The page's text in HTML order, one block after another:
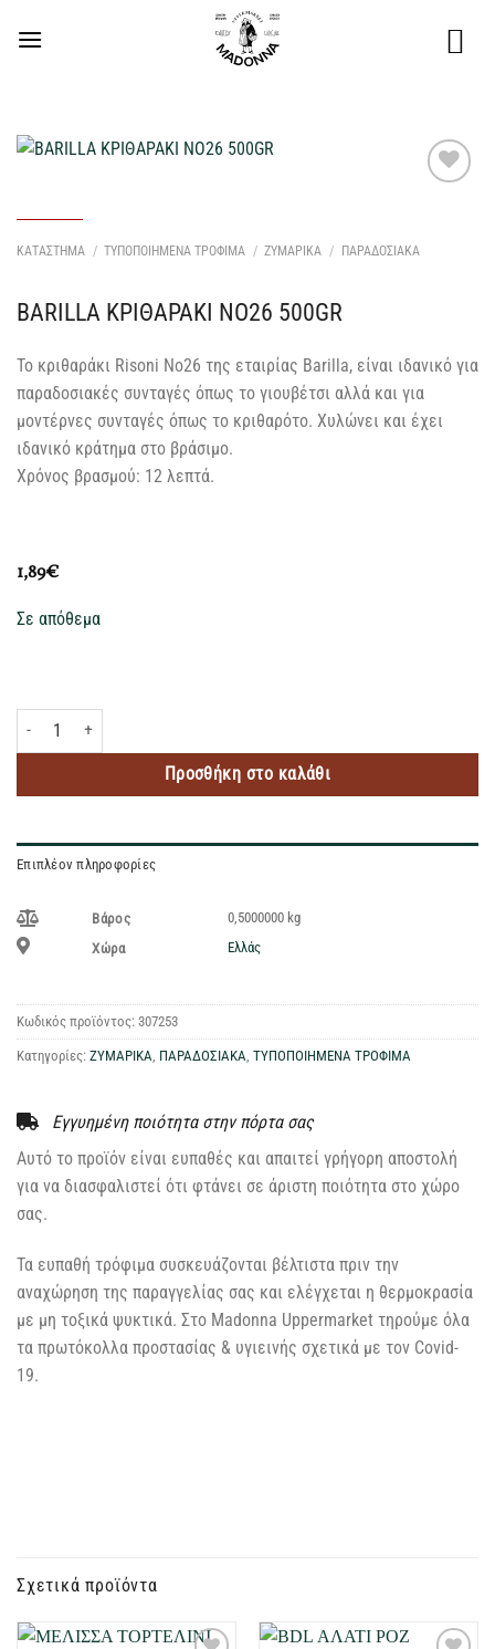
στο
Επιθυμιών
ΚΑΤΑΣΤΗΜΑ / ΤΥΠΟΠΟΙΗΜΕΝΑ ΤΡΟΦΙΜΑ / ΖΥΜΑΡΙΚΑ / ΠΑΡΑΔΟΣΙΑΚΑ
BARILLA ΚΡΙΘΑΡΑΚΙ NO26 500GR
Το κριθαράκι Risoni No26 της εταιρίας Barilla, είναι ιδανικό για
παραδοσιακές συνταγές όπως το γιουβέτσι αλλά και για
μοντέρνες συνταγές όπως το κριθαρότο. Χυλώνει και έχει
ιδανικό κράτημα στο βράσιμο.
Χρόνος βρασμού: 12 λεπτά.
1,89€
Σε απόθεμα
BARILLA ΚΡΙΘΑΡΑΚΙ NO26 500GR ποσότητα
Προσθήκη στο καλάθι
Επιπλέον πληροφορίες
Βάρος
0,5000000 kg
Χώρα
Ελλάς
Κωδικός προϊόντος: 307253
Κατηγορίες: ΖΥΜΑΡΙΚΑ, ΠΑΡΑΔΟΣΙΑΚΑ, ΤΥΠΟΠΟΙΗΜΕΝΑ ΤΡΟΦΙΜΑ
Εγγυημένη ποιότητα στην πόρτα σας
Αυτό το προϊόν είναι ευπαθές και απαιτεί γρήγορη αποστολή
για να διασφαλιστεί ότι φτάνει σε άριστη ποιότητα στο χώρο
σας.
Τα ευπαθή τρόφιμα συσκευάζονται βέλτιστα πριν την
αναχώρηση της παραγγελίας σας και ελέγχεται η θερμοκρασία
με μη τοξικά ψυκτικά. Στο Madonna Uppermarket τηρούμε όλα
τα πρωτόκολλα προστασίας & υγιεινής σχετικά με τον Covid-
19.
Σχετικά προϊόντα